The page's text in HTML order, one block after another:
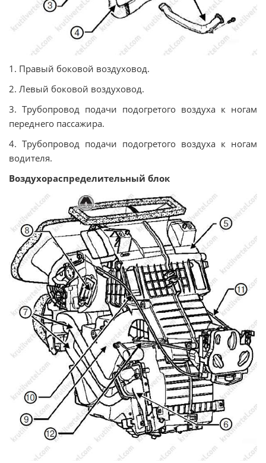
1. Правый боковой воздуховод.
2. Левый боковой воздуховод.
3. Трубопровод подачи подогретого воздуха к ногам
переднего пассажира.
4. Трубопровод подачи подогретого воздуха к ногам
водителя.
Воздухораспределительный блок